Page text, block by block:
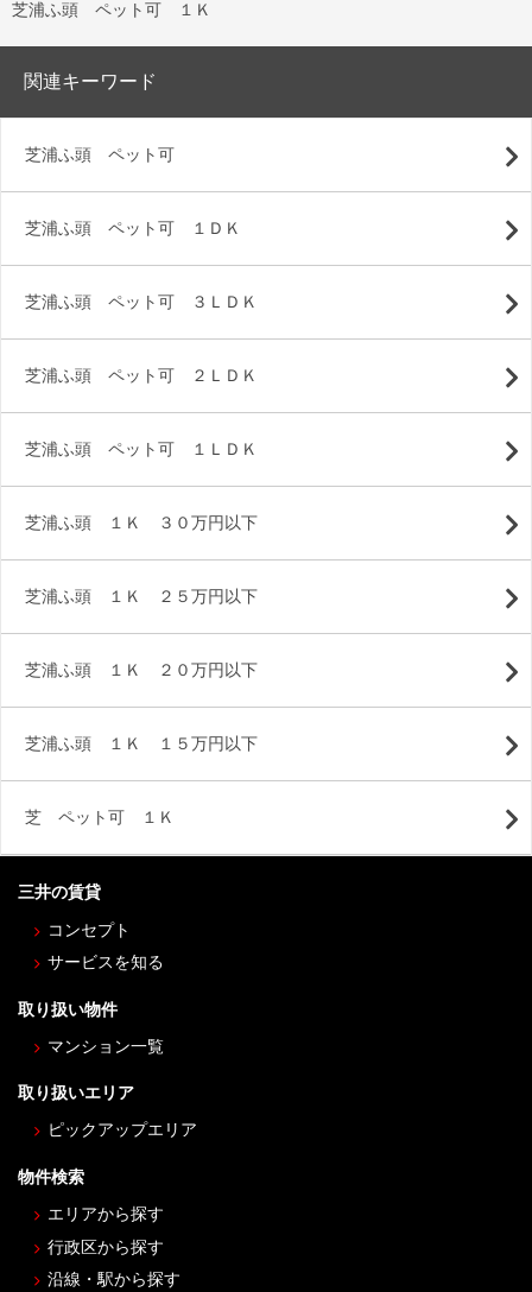
芝浦ふ頭 ペット可 １Ｋ
関連キーワード
芝浦ふ頭 ペット可
芝浦ふ頭 ペット可 １ＤＫ
芝浦ふ頭 ペット可 ３ＬＤＫ
芝浦ふ頭 ペット可 ２ＬＤＫ
芝浦ふ頭 ペット可 １ＬＤＫ
芝浦ふ頭 １Ｋ ３０万円以下
芝浦ふ頭 １Ｋ ２５万円以下
芝浦ふ頭 １Ｋ ２０万円以下
芝浦ふ頭 １Ｋ １５万円以下
芝 ペット可 １Ｋ
三井の賃貸
コンセプト
サービスを知る
取り扱い物件
マンション一覧
取り扱いエリア
ピックアップエリア
物件検索
エリアから探す
行政区から探す
沿線・駅から探す